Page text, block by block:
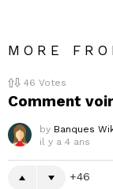
MORE
46 Votes
Comment
by Banques
il y a 4 ans
46